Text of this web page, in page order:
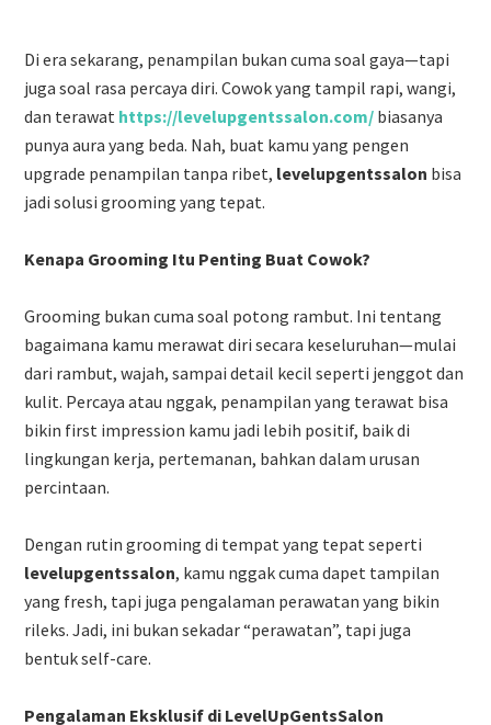
Di era sekarang, penampilan bukan cuma soal gaya—tapi
juga soal rasa percaya diri. Cowok yang tampil rapi, wangi,
dan terawat https://levelupgentssalon.com/ biasanya
punya aura yang beda. Nah, buat kamu yang pengen
upgrade penampilan tanpa ribet, levelupgentssalon bisa
jadi solusi grooming yang tepat.
Kenapa Grooming Itu Penting Buat Cowok?
Grooming bukan cuma soal potong rambut. Ini tentang
bagaimana kamu merawat diri secara keseluruhan—mulai
dari rambut, wajah, sampai detail kecil seperti jenggot dan
kulit. Percaya atau nggak, penampilan yang terawat bisa
bikin first impression kamu jadi lebih positif, baik di
lingkungan kerja, pertemanan, bahkan dalam urusan
percintaan.
Dengan rutin grooming di tempat yang tepat seperti
levelupgentssalon, kamu nggak cuma dapet tampilan
yang fresh, tapi juga pengalaman perawatan yang bikin
rileks. Jadi, ini bukan sekadar “perawatan”, tapi juga
bentuk self-care.
Pengalaman Eksklusif di LevelUpGentsSalon